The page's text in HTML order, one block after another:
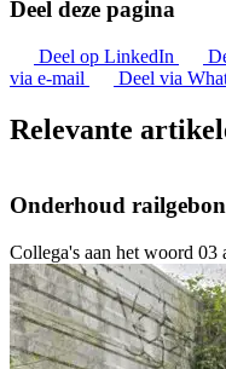
Deel deze pagina
Deel op LinkedIn
via e-mail
Deel via
Relevante
Onderhoud
Collega's aan het woord 03